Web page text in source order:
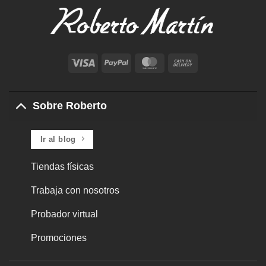
Visa PayPal MasterCard
Delivery
Sobre Roberto
Ir al blog
Tiendas físicas
Trabaja con nosotros
Probador virtual
Promociones